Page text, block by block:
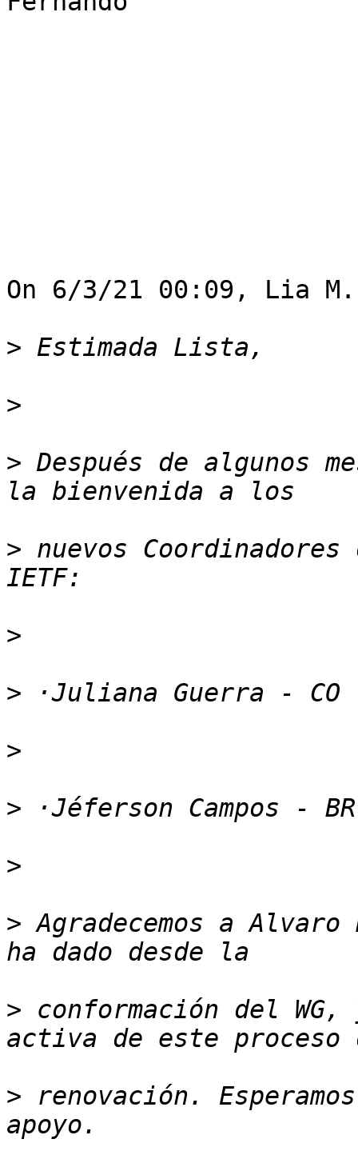
On 6/3/21 00:09, Lia
>
>
> Después de algunos
> nuevos
>
>
>
>
>
> Agradecemos a
> conformación del
> renovación.